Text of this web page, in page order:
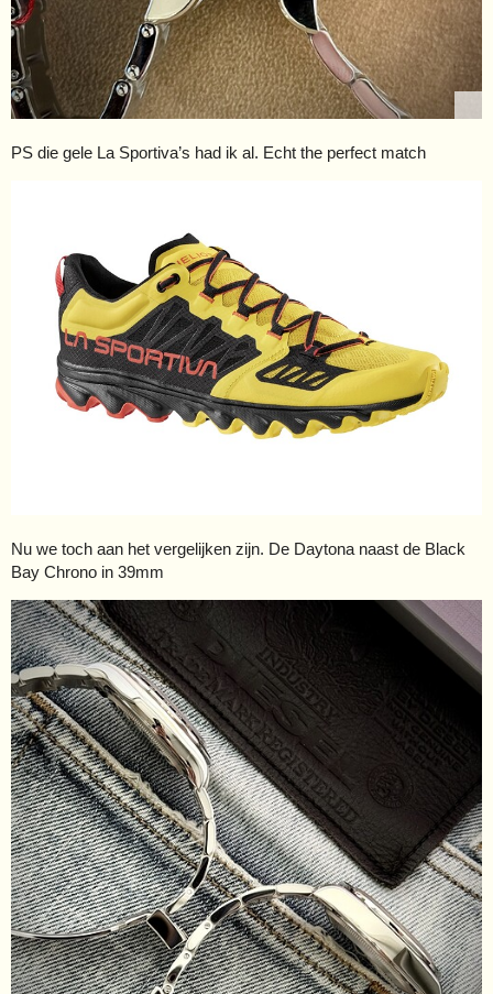
PS die gele La Sportiva’s had ik al. Echt the perfect match
Nu we toch aan het vergelijken zijn. De Daytona naast de Black
Bay Chrono in 39mm